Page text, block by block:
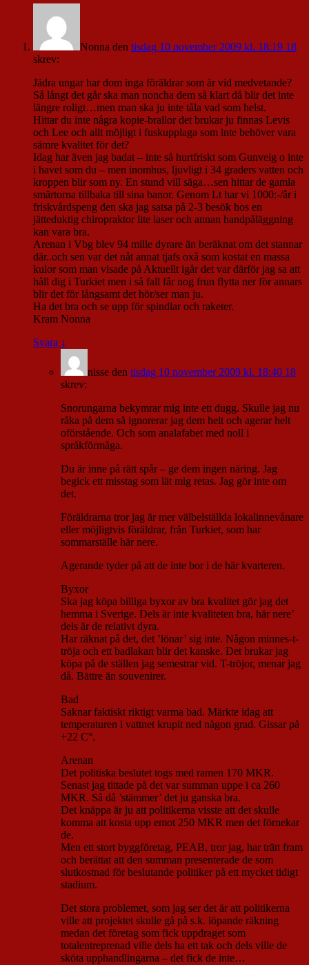
Nonna den tisdag 10 november 2009 kl. 18:19 18
skrev:
Jädra ungar har dom inga föräldrar som är vid medvetande?
Så långt det går ska man noncha dem så klart då blir det inte
längre roligt…men man ska ju inte tåla vad som helst.
Hittar du inte några kopie-brallor det brukar ju finnas Levis
och Lee och allt möjligt i fuskupplaga som inte behöver vara
sämre kvalitet för det?
Idag har även jag badat – inte så hurtfriskt som Gunveig o inte
i havet som du – men inomhus, ljuvligt i 34 graders vatten och
kroppen blir som ny. En stund vill säga…sen hittar de gamla
smärtorna tillbaka till sina banor. Genom Lt har vi 1000:-/år i
friskvårdspeng den ska jag satsa på 2-3 besök hos en
jätteduktig chiropraktor lite laser och annan handpåläggning
kan vara bra.
Arenan i Vbg blev 94 mille dyrare än beräknat om det stannar
där..och sen var det nåt annat tjafs oxå som kostat en massa
kulor som man visade på Aktuellt igår det var därför jag sa att
håll dig i Turkiet men i så fall får nog frun flytta ner för annars
blir det för långsamt det hör/ser man ju.
Ha det bra och se upp för spindlar och raketer.
Kram Nonna
Svara ↓
nisse den tisdag 10 november 2009 kl. 18:40 18
skrev:
Snorungarna bekymrar mig inte ett dugg. Skulle jag nu
råka på dem så ignorerar jag dem helt och agerar helt
oförstående. Och som analafabet med noll i
språkförmåga.
Du är inne på rätt spår – ge dem ingen näring. Jag
begick ett misstag som lät mig retas. Jag gör inte om
det.
Föräldrarna tror jag är mer välbelställda lokalinnevånare
eller möjligtvis föräldrar, från Turkiet, som har
sommarställe här nere.
Agerande tyder på att de inte bor i de här kvarteren.
Byxor
Ska jag köpa billiga byxor av bra kvalitet gör jag det
hemma i Sverige. Dels är inte kvaliteten bra, här nere’
dels är de relativt dyra.
Har räknat på det, det ’lönar’ sig inte. Någon minnes-t-
tröja och ett badlakan blir det kanske. Det brukar jag
köpa på de ställen jag semestrar vid. T-tröjor, menar jag
då. Bättre än souvenirer.
Bad
Saknar faktiskt riktigt varma bad. Märkte idag att
temperaturen i vattnet krupit ned någon grad. Gissar på
+22 C°.
Arenan
Det politiska beslutet togs med ramen 170 MKR.
Senast jag tittade på det var summan uppe i ca 260
MKR. Så då ’stämmer’ det ju ganska bra.
Det knäppa är ju att politikerna visste att det skulle
komma att kosta upp emot 250 MKR men det förnekar
de.
Men ett stort byggföretag, PEAB, tror jag, har trätt fram
och berättat att den summan presenterade de som
slutkostnad för beslutande politiker på ett mycket tidigt
stadium.
Det stora problemet, som jag ser det är att politikerna
ville att projektet skulle gå på s.k. löpande räkning
medan det företag som fick uppdraget som
totalentreprenad ville dels ha ett tak och dels ville de
sköta upphandlingarna – det fick de inte…